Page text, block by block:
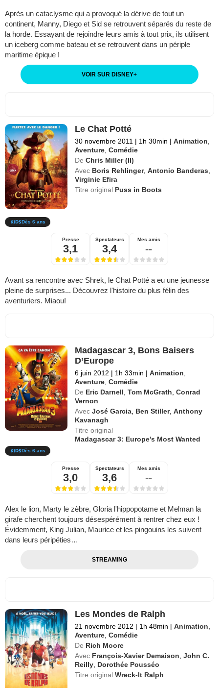
Après un cataclysme qui a provoqué la dérive de tout un
continent, Manny, Diego et Sid se retrouvent séparés du reste de
la horde. Essayant de rejoindre leurs amis à tout prix, ils utilisent
un iceberg comme bateau et se retrouvent dans un périple
maritime épique !
VOIR SUR DISNEY+
Le Chat Potté
30 novembre 2011 | 1h 30min | Animation
Aventure ,Comédie
De Chris Miller (II)
Avec Boris Rehlinger,Antonio Banderas
Virginie Efira
Titre original Puss in Boots
Dès 6 ans
Presse
3,1
Spectateurs
3,4
Mes amis
--
Avant sa rencontre avec Shrek, le Chat Potté a eu une jeunesse
pleine de surprises... Découvrez l'histoire du plus félin des
aventuriers. Miaou!
Madagascar 3, Bons Baisers
D’Europe
6 juin 2012 | 1h 33min | Animation
Aventure ,Comédie
De Eric Darnell ,Tom McGrath ,Conrad
Vernon
Avec José Garcia Ben Stiller,Anthony
Kavanagh
Titre original
Madagascar 3: Europe's Most Wanted
Dès 6 ans
Presse
3,0
Spectateurs
3,6
Mes amis
--
Alex le lion, Marty le zèbre, Gloria l'hippopotame et Melman la
girafe cherchent toujours désespérément à rentrer chez eux !
Évidemment, King Julian, Maurice et les pingouins les suivent
dans leurs péripéties…
STREAMING
Les Mondes de Ralph
21 novembre 2012 | 1h 48min | Animation
Aventure ,Comédie
De Rich Moore
Avec François-Xavier Demaison ,John C.
Reilly Dorothée Pousséo
Titre originalWreck-It Ralph